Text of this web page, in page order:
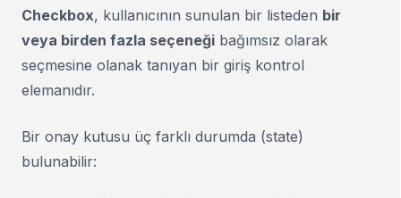
Checkbox, kullanıcının sunulan bir listeden bir
veya birden fazla seçeneği bağımsız olarak
seçmesine olanak tanıyan bir giriş kontrol
elemanıdır.
Bir onay kutusu üç farklı durumda (state)
bulunabilir: